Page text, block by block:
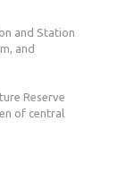
and Station
and
Reserve
of central